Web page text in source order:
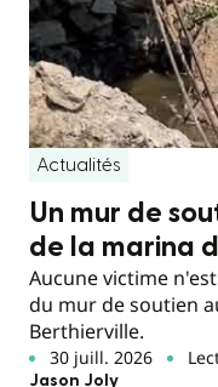
Actualités
Un mur de
de la marina
Aucune victime
du mur de soutien
Berthierville.
30 juill. 2026
Jason Joly